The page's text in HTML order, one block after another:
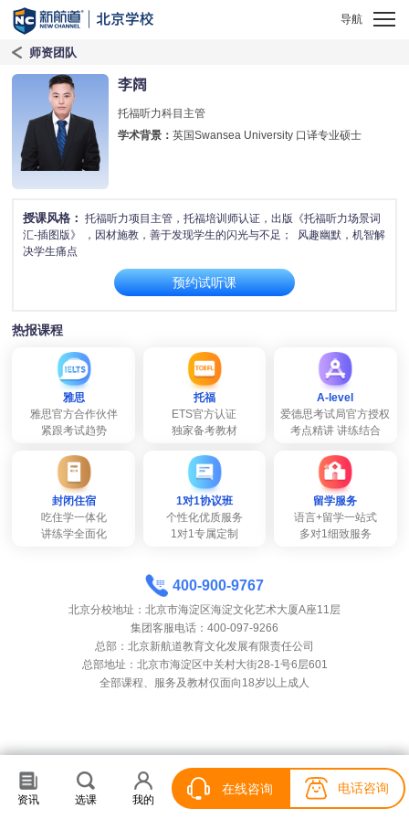
师资团队
李阔
托福听力科目主管
学术背景：英国Swansea University 口译专业硕士
授课风格： 托福听力项目主管，托福培训师认证，出版《托福听力场景词
汇-插图版》 ，因材施教，善于发现学生的闪光与不足； 风趣幽默，机智解
决学生痛点
预约试听课
热报课程
雅思
雅思官方合作伙伴
紧跟考试趋势
托福
ETS官方认证
独家备考教材
A-level
爱德思考试局官方授权
考点精讲 讲练结合
封闭住宿
吃住学一体化
讲练学全面化
1对1协议班
个性化优质服务
1对1专属定制
留学服务
语言+留学一站式
多对1细致服务
400-900-9767
北京分校地址：北京市海淀区海淀文化艺术大厦A座11层
集团客服电话：400-097-9266
总部：北京新航道教育文化发展有限责任公司
总部地址：北京市海淀区中关村大街28-1号6层601
全部课程、服务及教材仅面向18岁以上成人
资讯 选课 我的
在线咨询 电话咨询
资讯 选课 我的
在线咨询 电话咨询